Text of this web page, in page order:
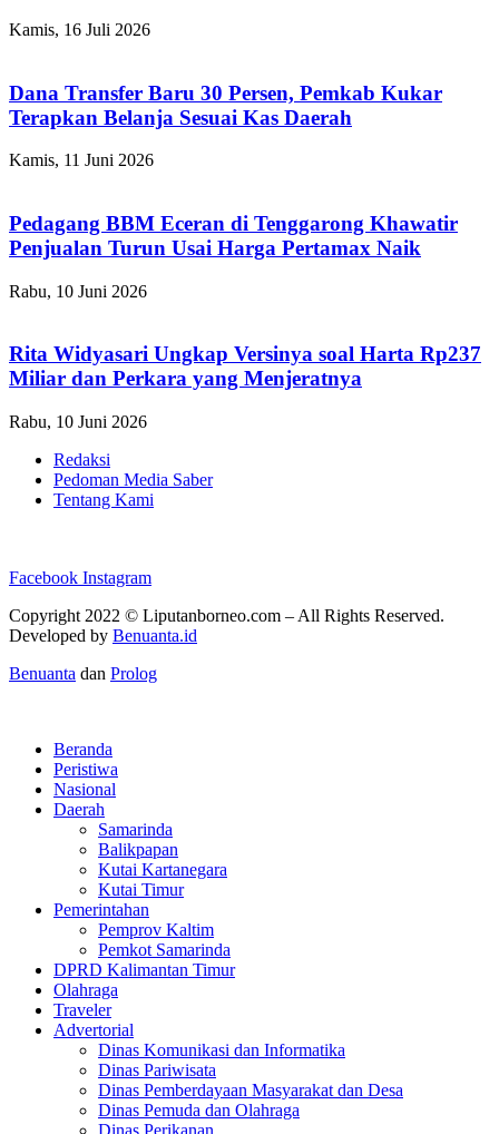
Kamis, 16 Juli 2026
Dana Transfer Baru 30 Persen, Pemkab Kukar
Terapkan Belanja Sesuai Kas Daerah
Kamis, 11 Juni 2026
Pedagang BBM Eceran di Tenggarong Khawatir
Penjualan Turun Usai Harga Pertamax Naik
Rabu, 10 Juni 2026
Rita Widyasari Ungkap Versinya soal Harta Rp237
Miliar dan Perkara yang Menjeratnya
Rabu, 10 Juni 2026
Redaksi
Pedoman Media Saber
Tentang Kami
Facebook Instagram
Copyright 2022 © Liputanborneo.com – All Rights Reserved.
Developed by Benuanta.id
Benuanta dan Prolog
Beranda
Peristiwa
Nasional
Daerah
Samarinda
Balikpapan
Kutai Kartanegara
Kutai Timur
Pemerintahan
Pemprov Kaltim
Pemkot Samarinda
DPRD Kalimantan Timur
Olahraga
Traveler
Advertorial
Dinas Komunikasi dan Informatika
Dinas Pariwisata
Dinas Pemberdayaan Masyarakat dan Desa
Dinas Pemuda dan Olahraga